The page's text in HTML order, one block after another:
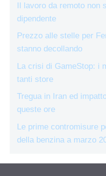
Il lavoro da remoto non
dipendente
Prezzo alle stelle per
stanno decollando
La crisi di GameStop: i
tanti store
Tregua in Iran ed
queste ore
Le prime contromisure
della benzina a marzo